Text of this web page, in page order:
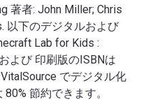
著者: John Miller; Chris
以下のデジタルおよび
Lab for Kids :
よび 印刷版のISBNは
でデジタル化
節約できます。